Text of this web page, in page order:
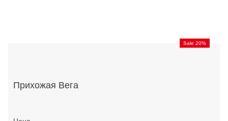
Sale 20%
Прихожая Вега